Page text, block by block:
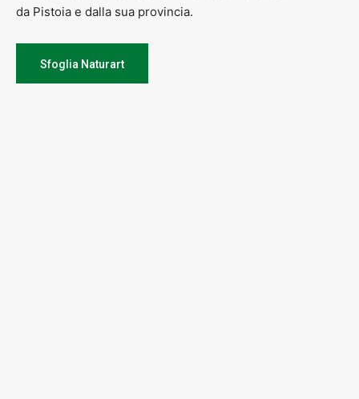
da Pistoia e dalla sua provincia.
Sfoglia Naturart